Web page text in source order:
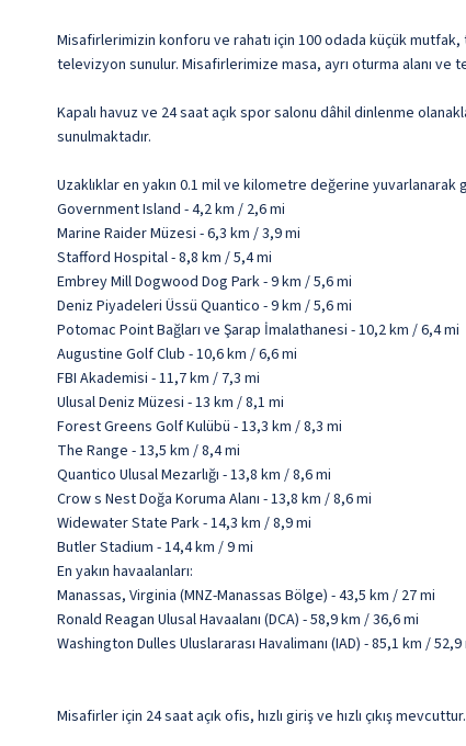
Misafirlerimizin konforu ve rahatı için 100 odada küçük
televizyon sunulur. Misafirlerimize masa, ayrı oturma alanı
Kapalı havuz ve 24 saat açık spor salonu dâhil dinlenme
sunulmaktadır.
Uzaklıklar en yakın 0.1 mil ve kilometre değerine
Government Island - 4,2 km / 2,6 mi
Marine Raider Müzesi - 6,3 km / 3,9 mi
Stafford Hospital - 8,8 km / 5,4 mi
Embrey Mill Dogwood Dog Park - 9 km / 5,6 mi
Deniz Piyadeleri Üssü Quantico - 9 km / 5,6 mi
Potomac Point Bağları ve Şarap İmalathanesi - 10,2 km / 6,4 mi
Augustine Golf Club - 10,6 km / 6,6 mi
FBI Akademisi - 11,7 km / 7,3 mi
Ulusal Deniz Müzesi - 13 km / 8,1 mi
Forest Greens Golf Kulübü - 13,3 km / 8,3 mi
The Range - 13,5 km / 8,4 mi
Quantico Ulusal Mezarlığı - 13,8 km / 8,6 mi
Crow s Nest Doğa Koruma Alanı - 13,8 km / 8,6 mi
Widewater State Park - 14,3 km / 8,9 mi
Butler Stadium - 14,4 km / 9 mi
En yakın havaalanları:
Manassas, Virginia (MNZ-Manassas Bölge) - 43,5 km / 27 mi
Ronald Reagan Ulusal Havaalanı (DCA) - 58,9 km / 36,6 mi
Washington Dulles Uluslararası Havalimanı (IAD) - 85,1 km / 52,9
Misafirler için 24 saat açık ofis, hızlı giriş ve hızlı çıkış